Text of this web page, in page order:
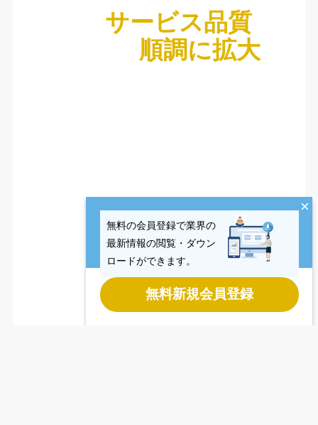
サービス品質
順調に拡大
×
無料の会員登録で業界の
最新情報の閲覧・ダウン
ロードができます。
無料新規会員登録